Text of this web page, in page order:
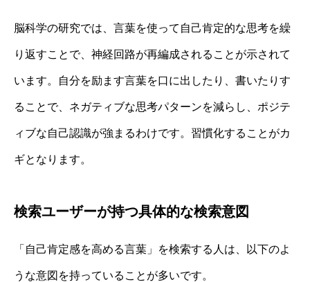
脳科学の研究では、言葉を使って自己肯定的な思考を繰
り返すことで、神経回路が再編成されることが示されて
います。自分を励ます言葉を口に出したり、書いたりす
ることで、ネガティブな思考パターンを減らし、ポジテ
ィブな自己認識が強まるわけです。習慣化することがカ
ギとなります。
検索ユーザーが持つ具体的な検索意図
「自己肯定感を高める言葉」を検索する人は、以下のよ
うな意図を持っていることが多いです。